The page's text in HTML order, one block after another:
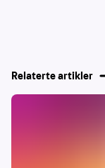
Relaterte artikler